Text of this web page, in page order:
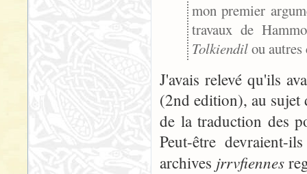
mon premier
travaux de
Tolkiendilou
J'avais relevé qu'ils
(2nd edition), au sujet
de la traduction des
Peut-être devraient-
archives jrrvfiennes